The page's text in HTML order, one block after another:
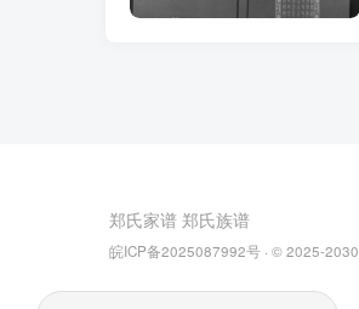
郑氏家谱 郑氏族谱
皖ICP备2025087992号 · © 2025-2030